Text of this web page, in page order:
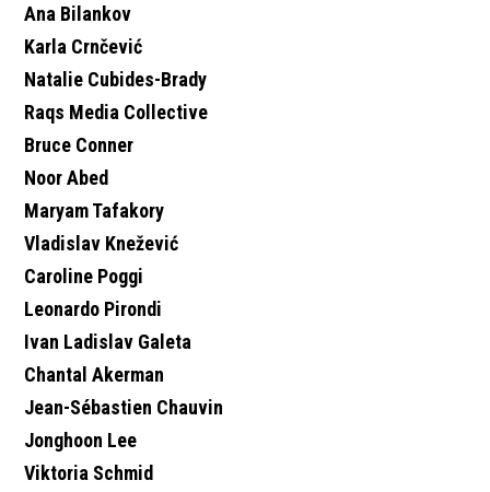
Ana Bilankov
Karla Crnčević
Natalie Cubides-Brady
Raqs Media Collective
Bruce Conner
Noor Abed
Maryam Tafakory
Vladislav Knežević
Caroline Poggi
Leonardo Pirondi
Ivan Ladislav Galeta
Chantal Akerman
Jean-Sébastien Chauvin
Jonghoon Lee
Viktoria Schmid